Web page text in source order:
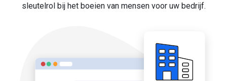
sleutelrol bij het boeien van mensen voor uw bedrijf.